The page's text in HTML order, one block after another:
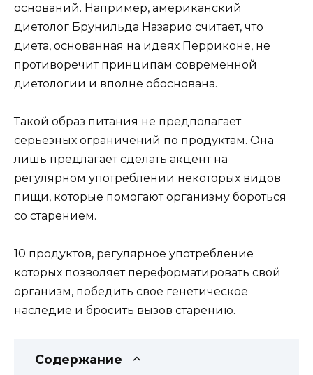
оснований. Например, американский
диетолог Брунильда Назарио считает, что
диета, основанная на идеях Перриконе, не
противоречит принципам современной
диетологии и вполне обоснована.
Такой образ питания не предполагает
серьезных ограничений по продуктам. Она
лишь предлагает сделать акцент на
регулярном употреблении некоторых видов
пищи, которые помогают организму бороться
со старением.
10 продуктов, регулярное употребление
которых позволяет переформатировать свой
организм, победить свое генетическое
наследие и бросить вызов старению.
Содержание